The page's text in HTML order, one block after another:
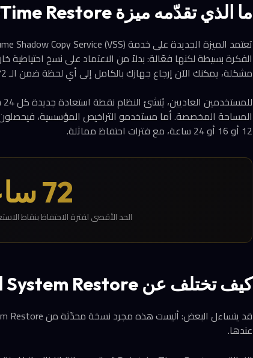
ما الذي تقدّمه ميزة Point-in-Time Restore الجديدة؟
الفكرة بسيطة لكنها فعّالة: بدلاً من الاعتماد على نسخ احتياطية
مشكلة، يمكنك الآن إرجاع جهازك بالكامل إلى أي لحظة ضمن الـ 72 ساعة الأخيرة.
12 أو 16 أو 24 ساعة، مع فترات احتفاظ مماثلة.
72 ساعة
الحد الأقصى لفترة الاحتفاظ بنقاط
كيف تختلف عن System Restore التقليدية؟
عندها.